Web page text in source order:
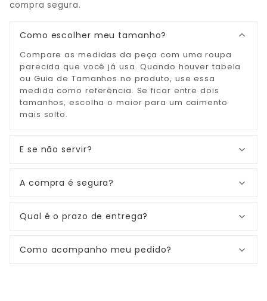
compra segura.
Como escolher meu tamanho?
Compare as medidas da peça com uma roupa
parecida que você já usa. Quando houver tabela
ou Guia de Tamanhos no produto, use essa
medida como referência. Se ficar entre dois
tamanhos, escolha o maior para um caimento
mais solto.
E se não servir?
A compra é segura?
Qual é o prazo de entrega?
Como acompanho meu pedido?